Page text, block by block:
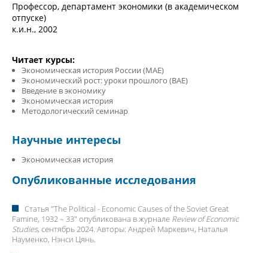
Профессор, департамент экономики (в академическом
отпуске)
к.и.н., 2002
Читает курсы:
Экономическая история России (MAE)
Экономический рост: уроки прошлого (BAE)
Введение в экономику
Экономическая история
Методологический семинар
Научные интересы
Экономическая история
Опубликованные исследования
Статья "The Political - Economic Causes of the Soviet Great
Famine, 1932 – 33" опубликована в журнале Review of Economic
Studies, сентябрь 2024. Авторы: Андрей Маркевич, Наталья
Науменко, Нэнси Цянь.